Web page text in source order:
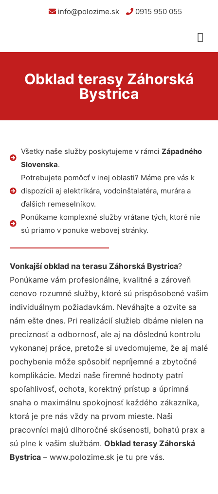
info@polozime.sk 0915 950 055
Obklad terasy Záhorská
Bystrica
Všetky naše služby poskytujeme v rámci Západného
Slovenska.
Potrebujete pomôcť v inej oblasti? Máme pre vás k
dispozícii aj elektrikára, vodoinštalatéra, murára a
ďalších remeselníkov.
Ponúkame komplexné služby vrátane tých, ktoré nie
sú priamo v ponuke webovej stránky.
Vonkajší obklad na terasu Záhorská Bystrica?
Ponúkame vám profesionálne, kvalitné a zároveň
cenovo rozumné služby, ktoré sú prispôsobené vašim
individuálnym požiadavkám. Neváhajte a ozvite sa
nám ešte dnes. Pri realizácií služieb dbáme nielen na
precíznosť a odbornosť, ale aj na dôslednú kontrolu
vykonanej práce, pretože si uvedomujeme, že aj malé
pochybenie môže spôsobiť nepríjemné a zbytočné
komplikácie. Medzi naše firemné hodnoty patrí
spoľahlivosť, ochota, korektný prístup a úprimná
snaha o maximálnu spokojnosť každého zákazníka,
ktorá je pre nás vždy na prvom mieste. Naši
pracovníci majú dlhoročné skúsenosti, bohatú prax a
sú plne k vašim službám. Obklad terasy Záhorská
Bystrica – www.polozime.sk je tu pre vás.